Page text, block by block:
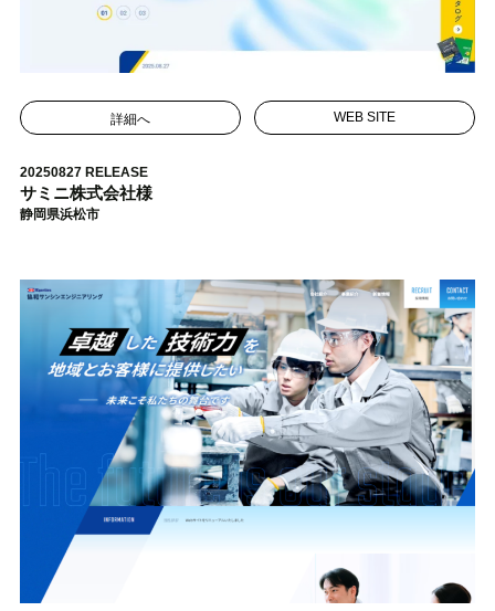
詳細へ WEB SITE
20250827 RELEASE
サミニ株式会社様
静岡県浜松市